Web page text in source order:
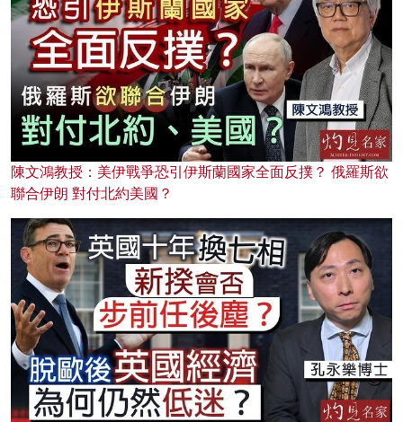
陳文鴻教授：美伊戰爭恐引伊斯蘭國家全面反撲？ 俄羅斯欲
聯合伊朗 對付北約美國？